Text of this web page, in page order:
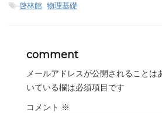
-啓林館 物理基礎
comment
メールアドレスが公開されることは
いている欄は必須項目です
コメント ※